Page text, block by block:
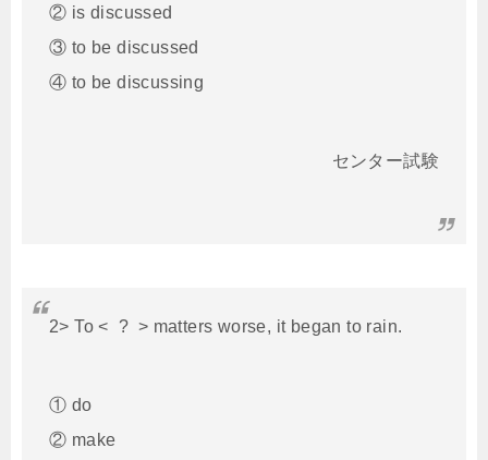
② is discussed
③ to be discussed
④ to be discussing
センター試験
2> To < ? > matters worse, it began to rain.
① do
② make